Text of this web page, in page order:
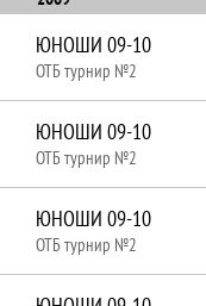
ЮНОШИ 09-10
ОТБ турнир №2
ЮНОШИ 09-10
ОТБ турнир №2
ЮНОШИ 09-10
ОТБ турнир №2